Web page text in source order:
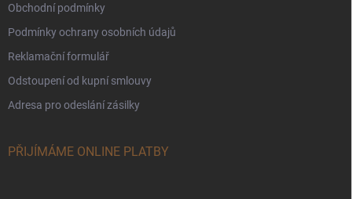
Obchodní podmínky
Podmínky ochrany osobních údajů
Reklamační formulář
Odstoupení od kupní smlouvy
Adresa pro odeslání zásilky
PŘIJÍMÁME ONLINE PLATBY